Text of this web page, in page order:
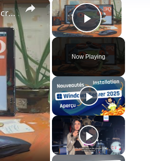
Play Video
Now Playing
Etude de cas : un audit SEO technique express avec Screaming Frog.